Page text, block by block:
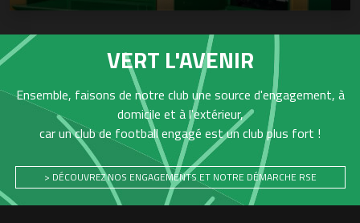
VERT L'AVENIR
Ensemble, faisons de notre club une source d'engagement, à
domicile et à l'extérieur,
car un club de football engagé est un club plus fort !
> DÉCOUVREZ NOS ENGAGEMENTS ET NOTRE DÉMARCHE RSE